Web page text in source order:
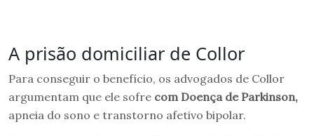
A prisão domiciliar de Collor
Para conseguir o benefício, os advogados de Collor
argumentam que ele sofre com Doença de Parkinson,
apneia do sono e transtorno afetivo bipolar.